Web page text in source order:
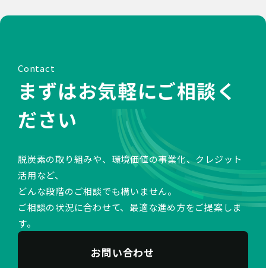
Contact
まずはお気軽にご相談く
ださい
脱炭素の取り組みや、環境価値の事業化、クレジット
活用など、
どんな段階のご相談でも構いません。
ご相談の状況に合わせて、最適な進め方をご提案しま
す。
お問い合わせ